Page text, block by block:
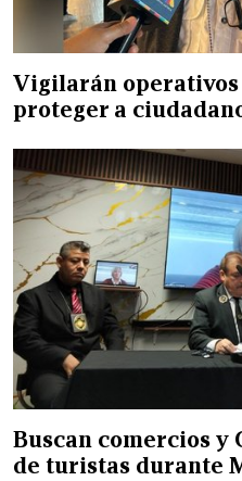
Vigilarán
proteger a
Buscan comercios y
de turistas durante